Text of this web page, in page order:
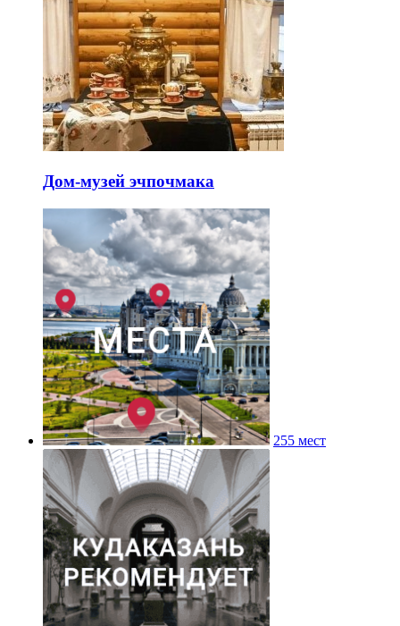
Дом-музей эчпочмака
255 мест